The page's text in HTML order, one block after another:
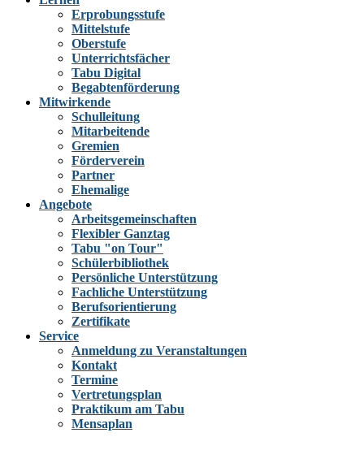
Erprobungsstufe
Mittelstufe
Oberstufe
Unterrichtsfächer
Tabu Digital
Begabtenförderung
Mitwirkende
Schulleitung
Mitarbeitende
Gremien
Förderverein
Partner
Ehemalige
Angebote
Arbeitsgemeinschaften
Flexibler Ganztag
Tabu "on Tour"
Schülerbibliothek
Persönliche Unterstützung
Fachliche Unterstützung
Berufsorientierung
Zertifikate
Service
Anmeldung zu Veranstaltungen
Kontakt
Termine
Vertretungsplan
Praktikum am Tabu
Mensaplan